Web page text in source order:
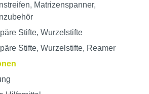
Matrizenspanner,
Stifte, Wurzelstifte
Stifte, Wurzelstifte, Reamer